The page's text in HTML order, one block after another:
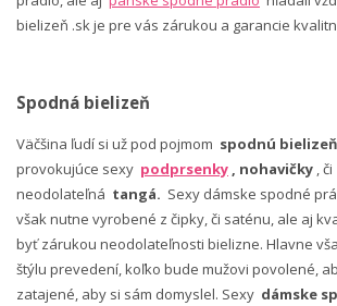
bielizeň .sk je pre vás zárukou a garancie
Spodná bielizeň
Väčšina ľudí si už pod pojmom spodnú bielizeň
provokujúce sexy podprsenky , nohavičky , či
neodolateľná tangá. Sexy dámske spodné
však nutne vyrobené z čipky, či saténu, ale aj
byť zárukou neodolateľnosti bielizne. Hlavne
štýlu prevedení, koľko bude mužovi povolené,
zatajené, aby si sám domyslel. Sexy dámske